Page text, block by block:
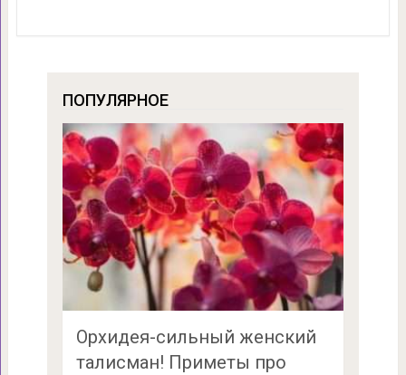
ПОПУЛЯРНОЕ
Орхидея-сильный женский
талисман! Приметы про